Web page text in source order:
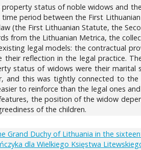
status of noble widows and
period between the First
(the First Lithuanian Statute, the
from the Lithuanian Metrica, the
legal models: the contractual
reflection in the legal practice.
status of widows were their marital
this was tightly connected to
to reinforce than the legal ones
the position of the widow
of the children.
Grand Duchy of Lithuania in the
dla Wielkiego Księstwa